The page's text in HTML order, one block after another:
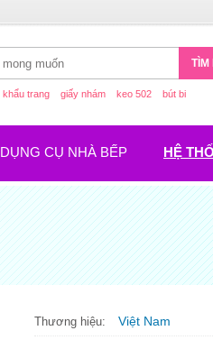
TÌM
khẩu trang giấy nhám keo 502 bút bi
DỤNG CỤ NHÀ BẾP HỆ
Thương hiệu: Việt Nam